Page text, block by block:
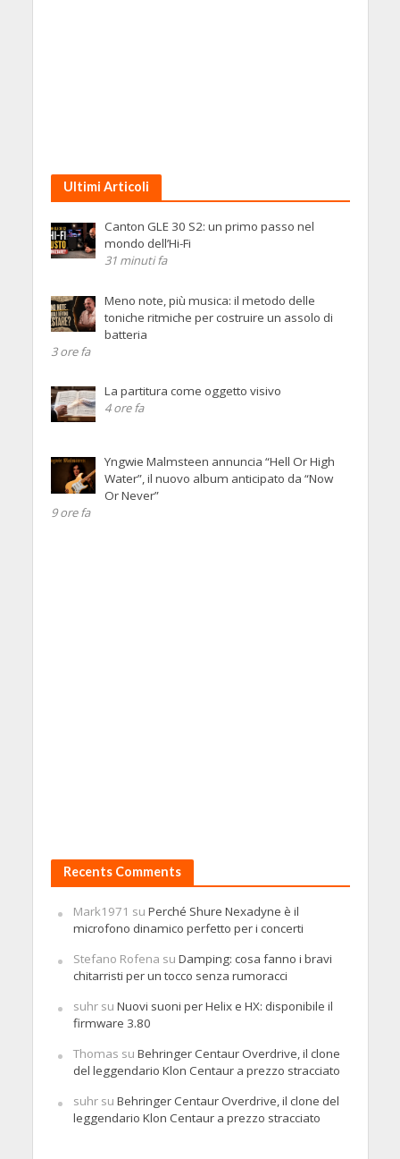
Ultimi Articoli
Canton GLE 30 S2: un primo passo nel
mondo dell’Hi-Fi
31 minuti fa
Meno note, più musica: il metodo delle
toniche ritmiche per costruire un assolo di
batteria
3 ore fa
La partitura come oggetto visivo
4 ore fa
Yngwie Malmsteen annuncia “Hell Or High
Water”, il nuovo album anticipato da “Now
Or Never”
9 ore fa
Recents Comments
Mark1971 su Perché Shure Nexadyne è il
microfono dinamico perfetto per i concerti
Stefano Rofena su Damping: cosa fanno i bravi
chitarristi per un tocco senza rumoracci
suhrsu Nuovi suoni per Helix e HX: disponibile il
firmware 3.80
Thomas su Behringer Centaur Overdrive, il clone
del leggendario Klon Centaur a prezzo stracciato
suhrsu Behringer Centaur Overdrive, il clone del
leggendario Klon Centaur a prezzo stracciato